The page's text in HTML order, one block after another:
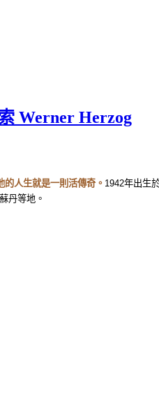
Werner Herzog
人生就是一則活傳奇。 1942年出生
丹等地。